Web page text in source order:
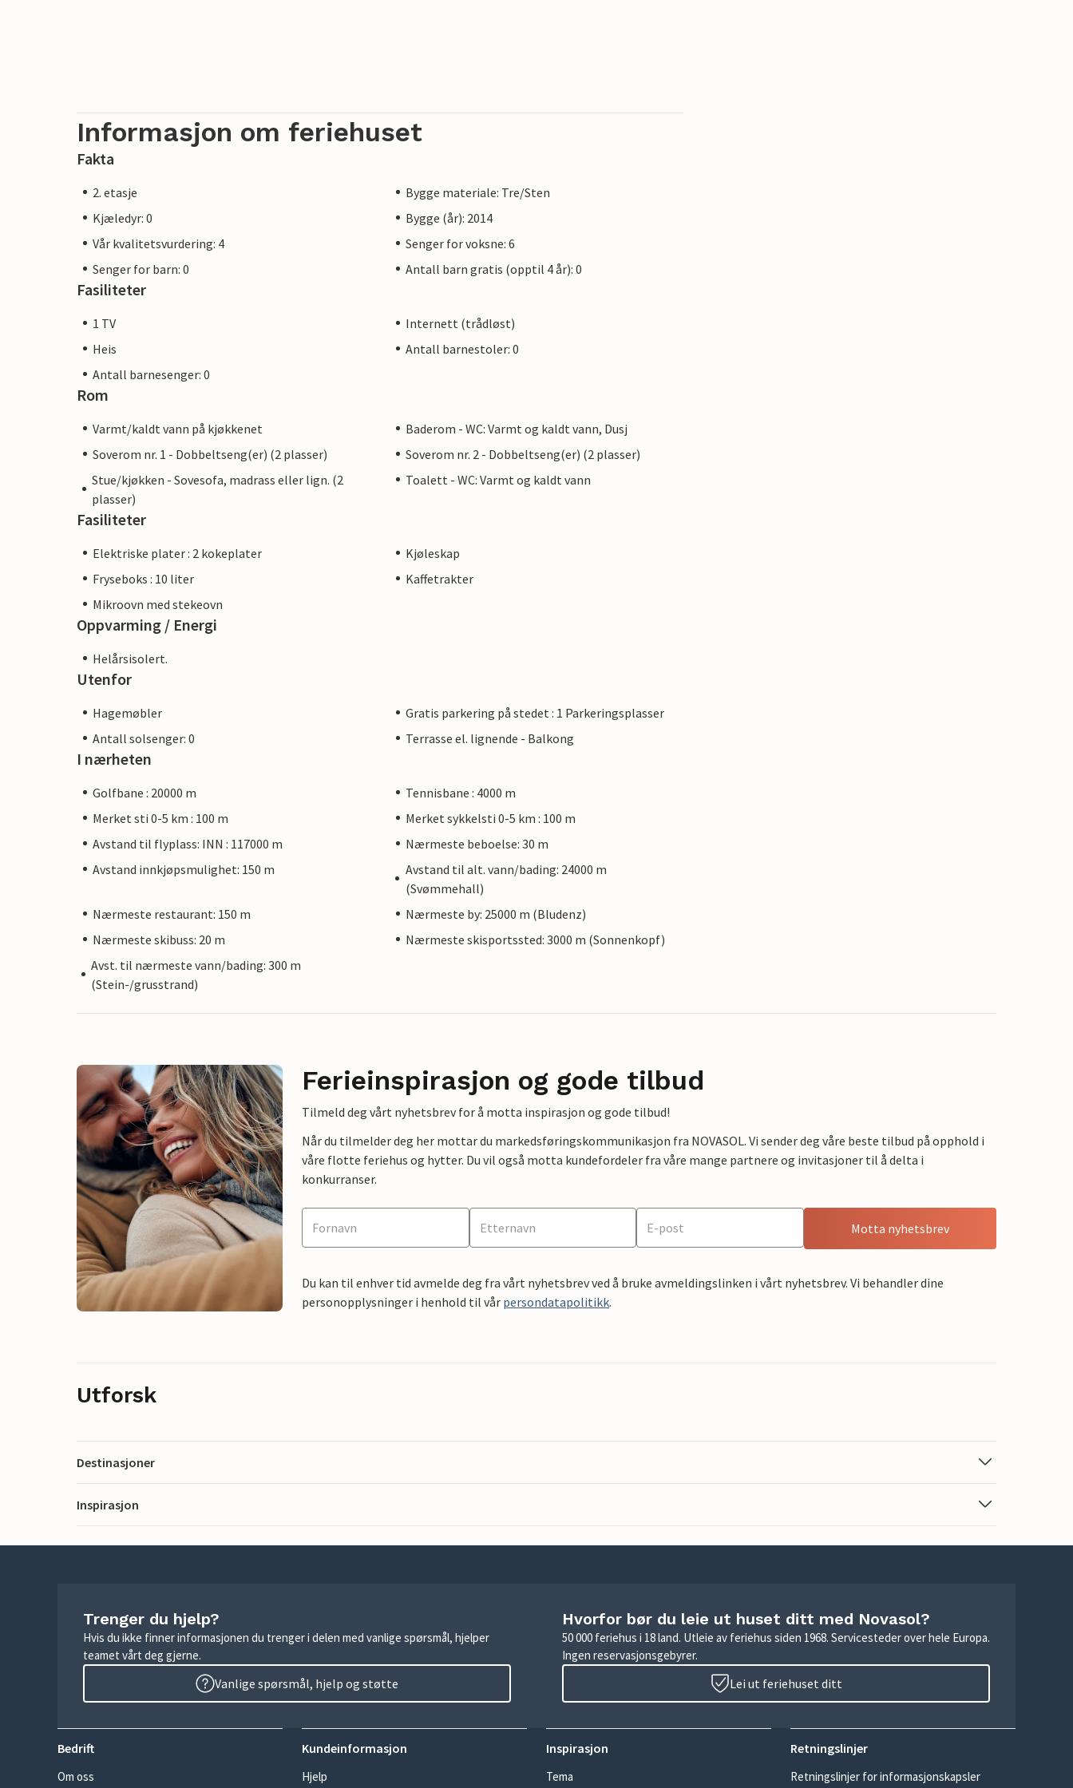
Informasjon om feriehuset
Fakta
2. etasje
Bygge materiale: Tre/Sten
Kjæledyr: 0
Bygge (år): 2014
Vår kvalitetsvurdering: 4
Senger for voksne: 6
Senger for barn: 0
Antall barn gratis (opptil 4 år): 0
Fasiliteter
1 TV
Internett (trådløst)
Heis
Antall barnestoler: 0
Antall barnesenger: 0
Rom
Varmt/kaldt vann på kjøkkenet
Baderom - WC: Varmt og kaldt vann, Dusj
Soverom nr. 1 - Dobbeltseng(er) (2 plasser)
Soverom nr. 2 - Dobbeltseng(er) (2 plasser)
Stue/kjøkken - Sovesofa, madrass eller lign. (2
plasser)
Toalett - WC: Varmt og kaldt vann
Fasiliteter
Elektriske plater : 2 kokeplater
Kjøleskap
Fryseboks : 10 liter
Kaffetrakter
Mikroovn med stekeovn
Oppvarming / Energi
Helårsisolert.
Utenfor
Hagemøbler
Gratis parkering på stedet : 1 Parkeringsplasser
Antall solsenger: 0
Terrasse el. lignende - Balkong
I nærheten
Golfbane : 20000 m
Tennisbane : 4000 m
Merket sti 0-5 km : 100 m
Merket sykkelsti 0-5 km : 100 m
Avstand til flyplass: INN : 117000 m
Nærmeste beboelse: 30 m
Avstand innkjøpsmulighet: 150 m
Avstand til alt. vann/bading: 24000 m
(Svømmehall)
Nærmeste restaurant: 150 m
Nærmeste by: 25000 m (Bludenz)
Nærmeste skibuss: 20 m
Nærmeste skisportssted: 3000 m (Sonnenkopf)
Avst. til nærmeste vann/bading: 300 m
(Stein-/grusstrand)
Ferieinspirasjon og gode tilbud
Tilmeld deg vårt nyhetsbrev for å motta inspirasjon og gode tilbud!
Når du tilmelder deg her mottar du markedsføringskommunikasjon fra NOVASOL. Vi sender deg våre beste tilbud på opphold i
våre flotte feriehus og hytter. Du vil også motta kundefordeler fra våre mange partnere og invitasjoner til å delta i
konkurranser.
Motta nyhetsbrev
Du kan til enhver tid avmelde deg fra vårt nyhetsbrev ved å bruke avmeldingslinken i vårt nyhetsbrev. Vi behandler dine
personopplysninger i henhold til vår persondatapolitikk.
Utforsk
Destinasjoner
Inspirasjon
Trenger du hjelp?
Hvis du ikke finner informasjonen du trenger i delen med vanlige spørsmål, hjelper
teamet vårt deg gjerne.
Vanlige spørsmål, hjelp og støtte
Hvorfor bør du leie ut huset ditt med Novasol?
50 000 feriehus i 18 land. Utleie av feriehus siden 1968. Servicesteder over hele Europa.
Ingen reservasjonsgebyrer.
Lei ut feriehuset ditt
Bedrift
Om oss
Kundeinformasjon
Hjelp
Inspirasjon
Tema
Retningslinjer
Retningslinjer for informasjonskapsler